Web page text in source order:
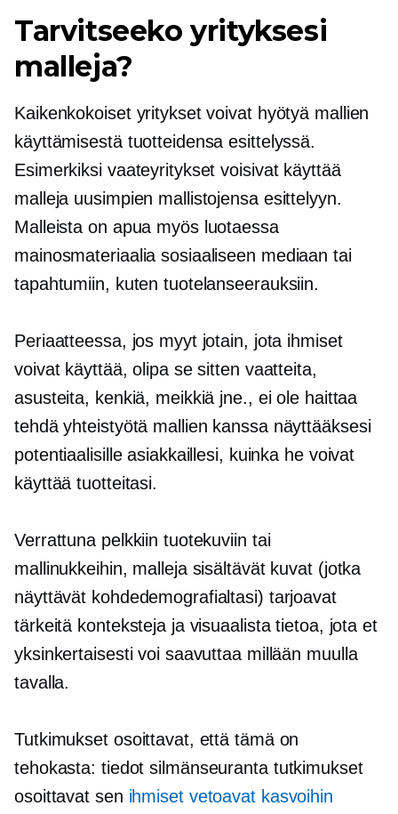
Tarvitseeko yrityksesi
malleja?
Kaikenkokoiset yritykset voivat hyötyä mallien
käyttämisestä tuotteidensa esittelyssä.
Esimerkiksi vaateyritykset voisivat käyttää
malleja uusimpien mallistojensa esittelyyn.
Malleista on apua myös luotaessa
mainosmateriaalia sosiaaliseen mediaan tai
tapahtumiin, kuten tuotelanseerauksiin.
Periaatteessa, jos myyt jotain, jota ihmiset
voivat käyttää, olipa se sitten vaatteita,
asusteita, kenkiä, meikkiä jne., ei ole haittaa
tehdä yhteistyötä mallien kanssa näyttääksesi
potentiaalisille asiakkaillesi, kuinka he voivat
käyttää tuotteitasi.
Verrattuna pelkkiin tuotekuviin tai
mallinukkeihin, malleja sisältävät kuvat (jotka
näyttävät kohdedemografialtasi) tarjoavat
tärkeitä konteksteja ja visuaalista tietoa, jota et
yksinkertaisesti voi saavuttaa millään muulla
tavalla.
Tutkimukset osoittavat, että tämä on
tehokasta: tiedotsilmänseurantatutkimukset
osoittavat sen ihmiset vetoavat kasvoihin